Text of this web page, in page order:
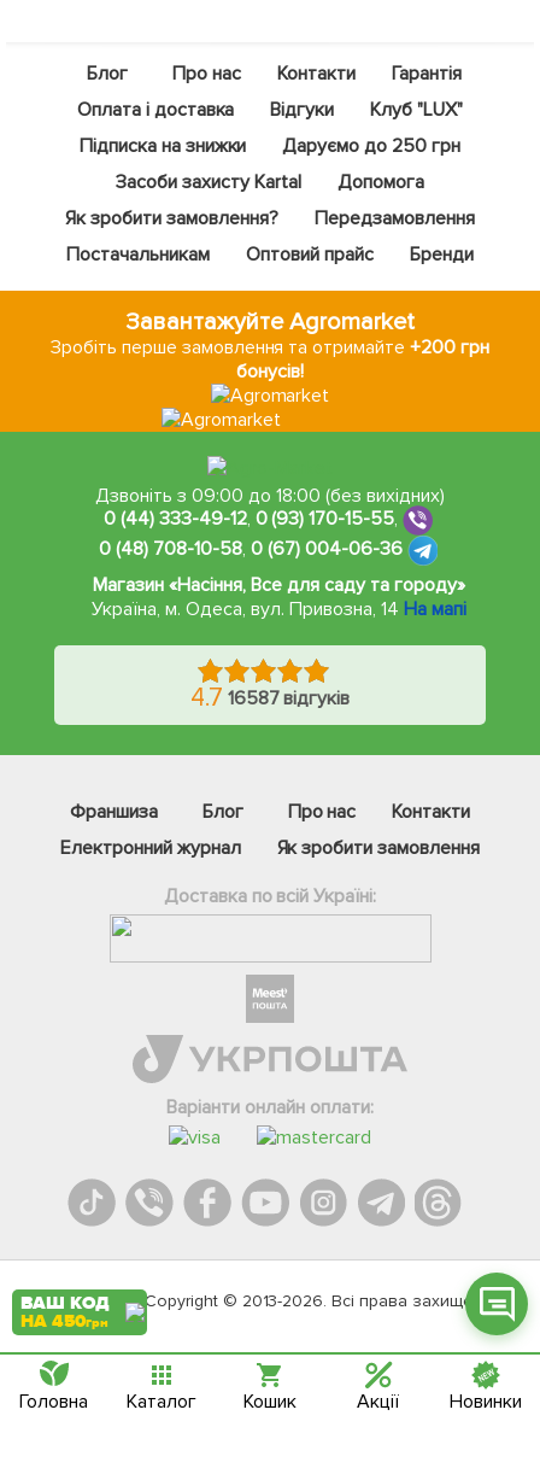
Блог Про нас Контакти
Гарантія
Оплата і доставка
Відгуки
Клуб "LUX"
Підписка на знижки
Даруємо до 250 грн
Засоби захисту Kartal
Допомога
Як зробити замовлення?
Передзамовлення
Постачальникам
Оптовий прайс Бренди
Завантажуйте Agromarket
Зробіть перше замовлення та отримайте+200 грн
бонусів!
Дзвоніть з 09:00 до 18:00 (без вихідних)
0 (44) 333-49-12, 0 (93) 170-15-55,
0 (48) 708-10-58, 0 (67) 004-06-36
Магазин «Насіння, Все для саду та городу»
Україна, м. Одеса,вул. Привозна, 14 На мапі
4.7 16587 відгуків
Франшиза Блог Про нас
Контакти
Електронний журнал
Як зробити замовлення
Доставка по всій Україні:
Варіанти онлайн оплати:
Agromarket.Copyright © 2013-2026. Всі права захищені
Телеграм
Вайбер
Онлайн чат
ВАШ КОД
НА 450грн
Головна Каталог Кошик Акції Новинки